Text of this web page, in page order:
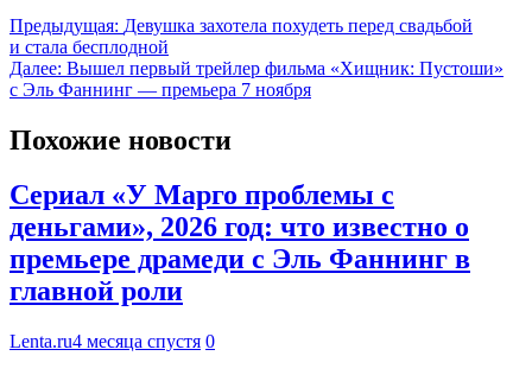
Предыдущая: Девушка захотела похудеть перед свадьбой
и стала бесплодной
Далее: Вышел первый трейлер фильма «Хищник: Пустоши»
с Эль Фаннинг — премьера 7 ноября
Похожие новости
Сериал «У Марго проблемы с
деньгами», 2026 год: что известно о
премьере драмеди с Эль Фаннинг в
главной роли
Lenta.ru4 месяца спустя 0